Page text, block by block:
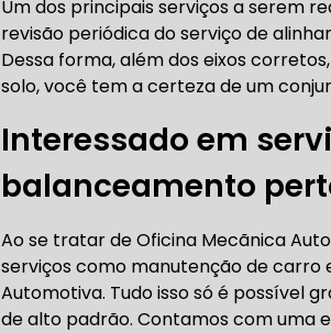
AUTO
AUTO
TROCA
Um dos principais serviços a serem
revisão periódica do serviço de
Dessa forma, além dos eixos
solo, você tem a certeza de um
Interessado em
balanceamento
Ao se tratar de Oficina Mecãnica
serviços como manutenção de carro
Automotiva. Tudo isso só é possível
de alto padrão. Contamos com uma